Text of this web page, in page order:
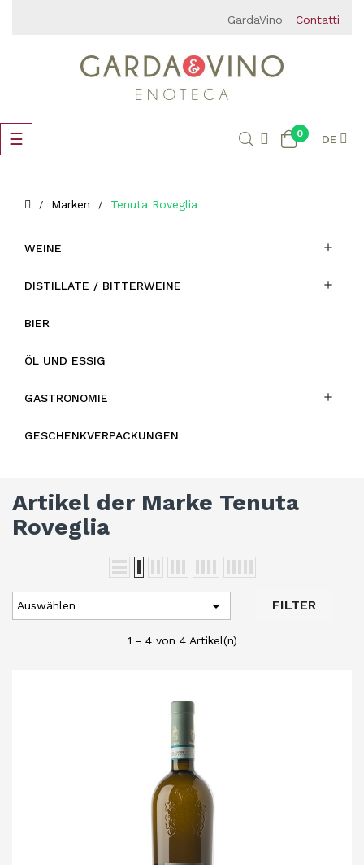
GardaVino Contatti
Umschalten
der
☰ 0 DE
Marken Tenuta Roveglia
WEINE 
DISTILLATE / BITTERWEINE 
BIER
ÖL UND ESSIG
GASTRONOMIE 
GESCHENKVERPACKUNGEN
Artikel der Marke Tenuta
Roveglia
Auswählen  FILTER
1 - 4 von 4 Artikel(n)